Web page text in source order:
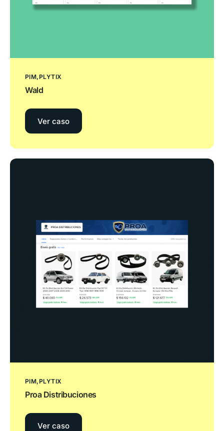
PIM PLYTIX
Wald
Ver caso
PIM PLYTIX
Proa Distribuciones
Ver caso